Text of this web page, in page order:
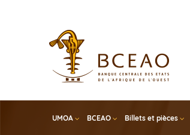
UMOA BCEAO Billets et pièces